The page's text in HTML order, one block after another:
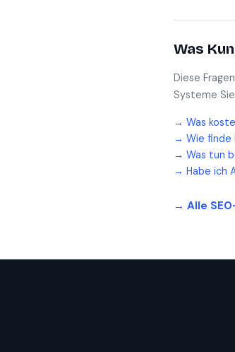
Was
Diese
Systeme
→ Was
→ Wie finde
→ Was tun
→ Habe ich
→ Alle